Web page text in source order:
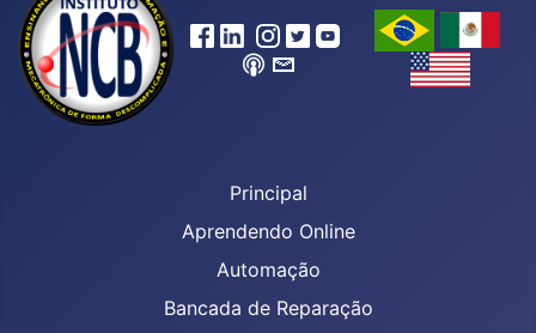
Principal
Aprendendo Online
Automação
Bancada de Reparação